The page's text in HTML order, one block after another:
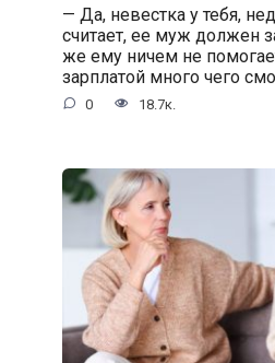
— Да, невестка у тебя,
считает, ее муж должен
же ему ничем не
зарплатой много чего
0 18.7к.